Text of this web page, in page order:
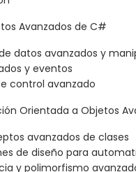
Avanzados de C#
datos avanzados y
y eventos
control avanzado
Orientada a Objetos
avanzados de clases
de diseño para
y polimorfismo